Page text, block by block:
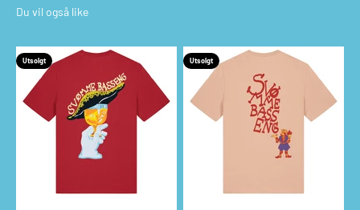
Utsolgt Utsolgt